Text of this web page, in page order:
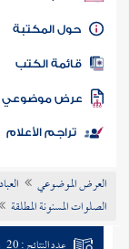
كتاب الأمة
المكتبة
الكتب
موضوعي
تراجم الأعلام
العرض الموضوعي
الصلوات المسنونة المطلقة